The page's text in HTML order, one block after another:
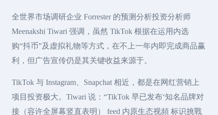
全世界市场调研企业 Forrester 的预测分析投资分析师
Meenakshi Tiwari 强调，虽然 TikTok 根据在运用内选
购“抖币”及虚拟礼物等方式，在不上一年内即完成商品赢
利，但广告宣传仍是其关键收益来源于。
TikTok 与 Instagram、Snapchat 相近，都是在网红营销上
项目投资极大。Tiwari 说：“TikTok 早已发布‘知名品牌对
接（容许全屏幕竖直表明） feed 内原生态视頻 标识挑戰